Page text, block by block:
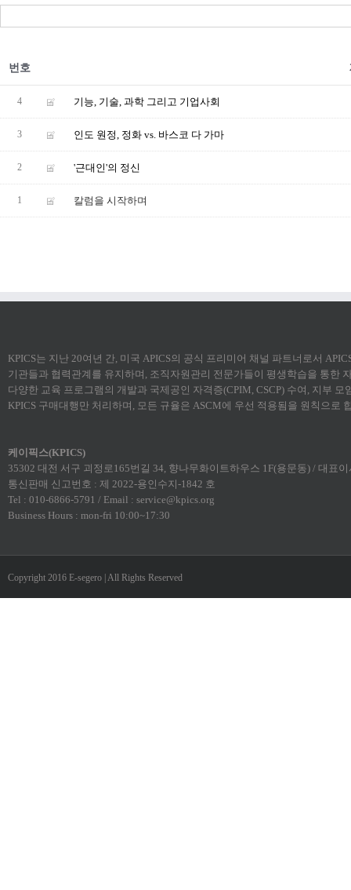
번호
4 기능, 기술, 과학 그리고 기업사회
3 인도 원정, 정화 vs. 바스코 다 가마
2 '근대인'의 정신
1 칼럼을 시작하며
KPICS는 지난 20여년 간, 미국 APICS의 공식 프리미어 채널 파트너로서
기관들과 협력관계를 유지하며, 조직자원관리 전문가들이 평생학습을 통한
다양한 교육 프로그램의 개발과 국제공인 자격증(CPIM, CSCP) 수여, 지부
KPICS 구매대행만 처리하며, 모든 규율은 ASCM에 우선 적용됨을 원칙으로
케이픽스(KPICS)
35302 대전 서구 괴정로165번길 34, 향나무화이트하우스 1F(용문동) / 대표
통신판매 신고번호 : 제 2022-용인수지-1842 호
Tel : 010-6866-5791 / Email : service@kpics.org
Business Hours : mon-fri 10:00~17:30
Copyright 2016 E-segero | All Rights Reserved